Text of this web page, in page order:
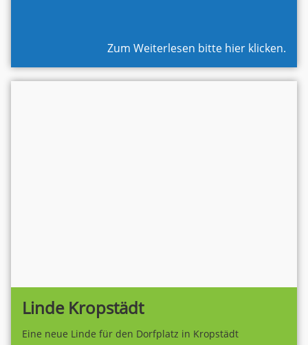
Zum Weiterlesen bitte hier klicken.
Linde Kropstädt
Eine neue Linde für den Dorfplatz in Kropstädt